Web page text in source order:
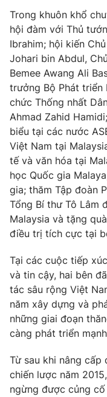
Khán giả
Giải sao mai
Âm nhạc
Sao
Du lịch
Làm đẹp
Chất lượng cuộc
Giáo dục
Tuyển sinh
Học trực tuyến
Công nghệ
Hitech Công nghệ
Sản phẩm
Thị trường
Tư vấn
Giao lưu trực
Lịch phát sóng
Chuyên mục khác
Emagazine
Video
VTV Money
VTV Sức khoẻ
Thị trường 24h
Trong khuôn khổ
hội đàm với Thủ
Ibrahim; hội kiến
Johari bin Abdul,
Bemee Awang Ali
trưởng Bộ Phát triển
chức Thống nhất
Ahmad Zahid
biểu tại các nước
Việt Nam tại
tế và văn hóa tại
học Quốc gia
gia; thăm Tập đoàn
Tổng Bí thư Tô Lâm
Malaysia và tặng
điều trị tích cực tại
Tại các cuộc tiếp
và tin cậy, hai bên
tác sâu rộng Việt
năm xây dựng và
những giai đoạn
càng phát triển
Từ sau khi nâng
chiến lược năm
ngừng được củng